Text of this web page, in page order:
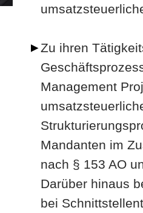
Zu ihren
Management
Mandanten im
nach § 153 AO
Darüber hinaus
bei